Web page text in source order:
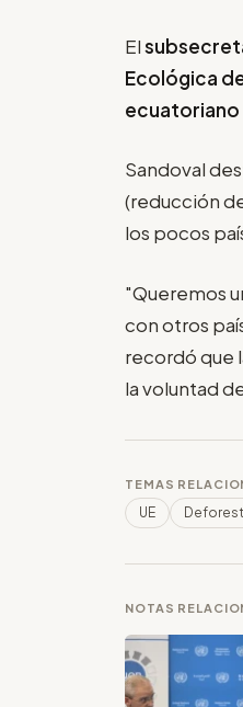
El
Ecológica
ecuatoriano
Sandoval
(reducción
los pocos
"Queremos
con otros
recordó que
la voluntad
TEMAS
UE
NOTAS